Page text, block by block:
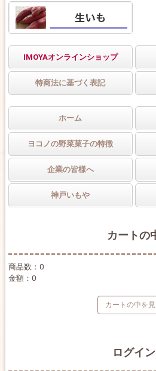
IMOYAオンラインショップ
特商法に基づく表記
ホーム
ヨコノの野菜菓子の特徴
企業の皆様へ
神戸いもや
カートの
商品数：0
金額：0
カートの中を
ログイン